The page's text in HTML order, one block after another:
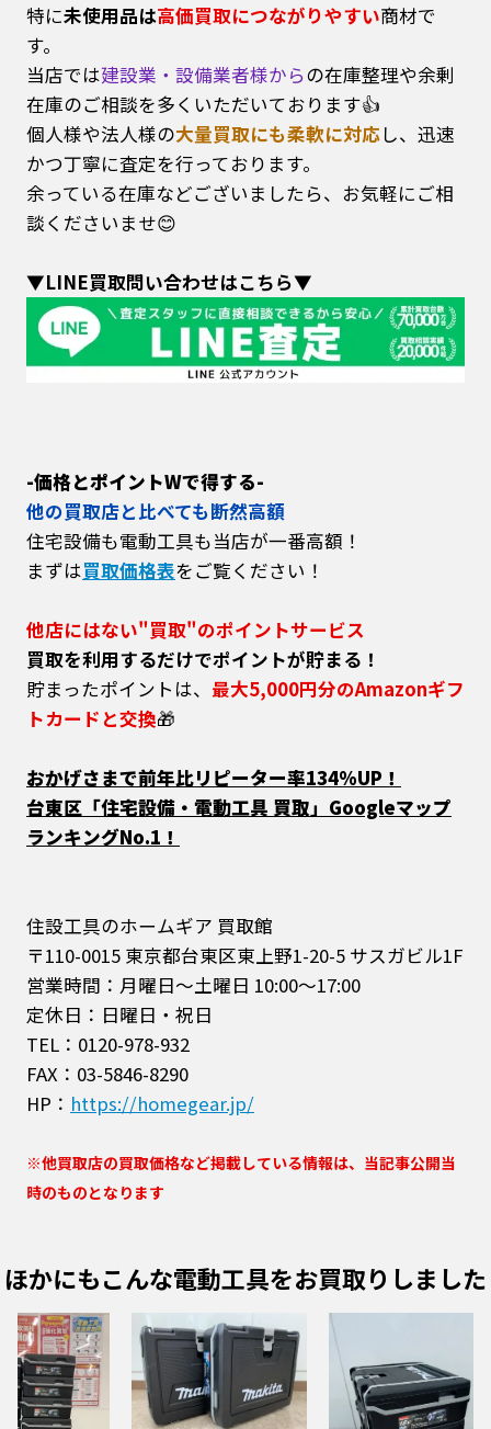
特に未使用品は高価買取につながりやすい商材で
す。
当店では建設業・設備業者様からの在庫整理や余剰
在庫のご相談を多くいただいております👍
個人様や法人様の大量買取にも柔軟に対応し、迅速
かつ丁寧に査定を行っております。
余っている在庫などございましたら、お気軽にご相
談くださいませ😊
▼LINE買取問い合わせはこちら▼
-価格とポイントWで得する-
他の買取店と比べても断然高額
住宅設備も電動工具も当店が一番高額！
まずは買取価格表をご覧ください！
他店にはない"買取"のポイントサービス
買取を利用するだけでポイントが貯まる！
貯まったポイントは、 最大5,000円分のAmazonギフ
トカードと交換🎁
おかげさまで前年比リピーター率134%UP！
台東区「住宅設備・電動工具 買取」Googleマップ
ランキングNo.1！
住設工具のホームギア 買取館
〒110-0015 東京都台東区東上野1-20-5 サスガビル1F
営業時間：月曜日～土曜日 10:00～17:00
定休日：日曜日・祝日
TEL：0120-978-932
FAX：03-5846-8290
HP： https://homegear.jp/
※他買取店の買取価格など掲載している情報は、当記事公開当
時のものとなります
ほかにもこんな電動工具をお買取りしました